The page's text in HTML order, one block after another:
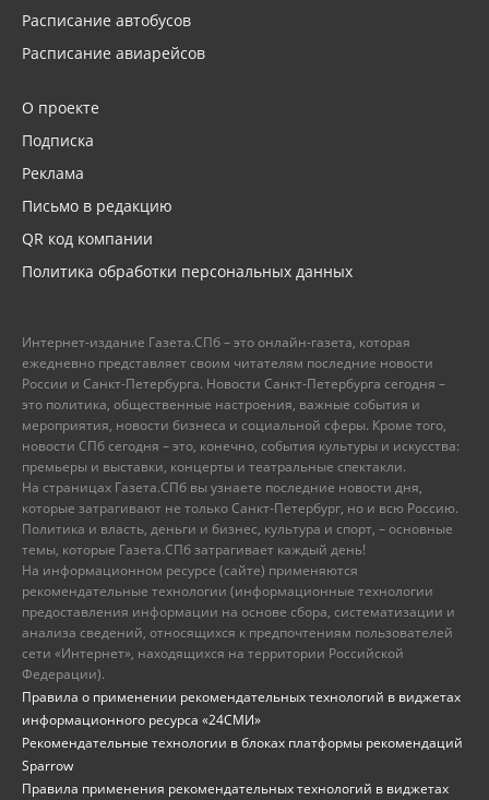
Расписание автобусов
Расписание авиарейсов
О проекте
Подписка
Реклама
Письмо в редакцию
QR код компании
Политика обработки персональных данных
Интернет-издание Газета.СПб – это онлайн-газета, которая
ежедневно представляет своим читателям последние новости
России и Санкт-Петербурга. Новости Санкт-Петербурга сегодня –
это политика, общественные настроения, важные события и
мероприятия, новости бизнеса и социальной сферы. Кроме того,
новости СПб сегодня – это, конечно, события культуры и искусства:
премьеры и выставки, концерты и театральные спектакли.
На страницах Газета.СПб вы узнаете последние новости дня,
которые затрагивают не только Санкт-Петербург, но и всю Россию.
Политика и власть, деньги и бизнес, культура и спорт, – основные
темы, которые Газета.СПб затрагивает каждый день!
На информационном ресурсе (сайте) применяются
рекомендательные технологии (информационные технологии
предоставления информации на основе сбора, систематизации и
анализа сведений, относящихся к предпочтениям пользователей
сети «Интернет», находящихся на территории Российской
Федерации).
Правила о применении рекомендательных технологий в виджетах
информационного ресурса «24СМИ»
Рекомендательные технологии в блоках платформы рекомендаций
Sparrow
Правила применения рекомендательных технологий в виджетах